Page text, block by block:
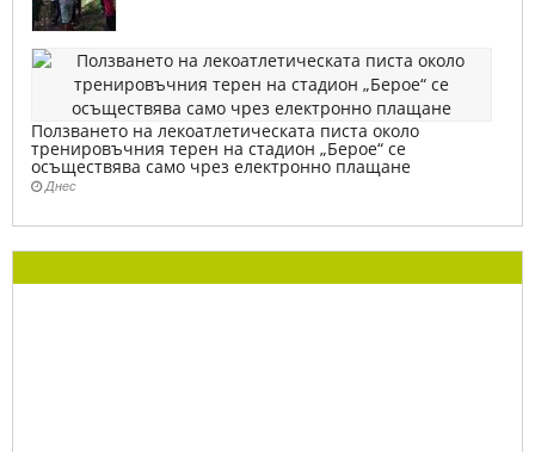
Ползването на лекоатлетическата писта около
тренировъчния терен на стадион „Берое“ се
осъществява само чрез електронно плащане
Днес